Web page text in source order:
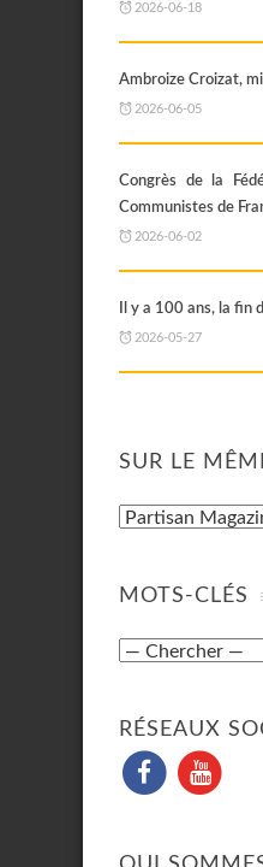
2026-06-18
Ambroize Croizat,
2026-06-05
Congrès de la
Communistes de
2026-06-02
Il y a 100 ans, la fin
2026-05-27
SUR LE
MOTS-CLÉS
RÉSEAUX